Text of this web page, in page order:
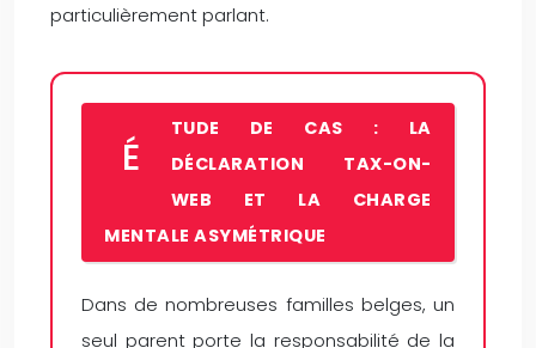
particulièrement parlant.
É
TUDE DE CAS : LA
DÉCLARATION TAX-ON-
WEB ET LA CHARGE
MENTALE ASYMÉTRIQUE
Dans de nombreuses familles belges, un
seul parent porte la responsabilité de la